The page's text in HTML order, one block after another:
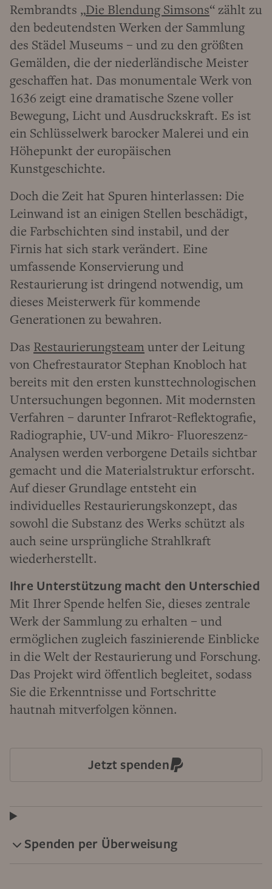
Rembrandts „Die Blendung Simsons“ zählt zu
den bedeutendsten Werken der Sammlung
des Städel Museums – und zu den größten
Gemälden, die der niederländische Meister
geschaffen hat. Das monumentale Werk von
1636 zeigt eine dramatische Szene voller
Bewegung, Licht und Ausdruckskraft. Es ist
ein Schlüsselwerk barocker Malerei und ein
Höhepunkt der europäischen
Kunstgeschichte.
Doch die Zeit hat Spuren hinterlassen: Die
Leinwand ist an einigen Stellen beschädigt,
die Farbschichten sind instabil, und der
Firnis hat sich stark verändert. Eine
umfassende Konservierung und
Restaurierung ist dringend notwendig, um
dieses Meisterwerk für kommende
Generationen zu bewahren.
Das Restaurierungsteamunter der Leitung
von Chefrestaurator Stephan Knobloch hat
bereits mit den ersten kunsttechnologischen
Untersuchungen begonnen. Mit modernsten
Verfahren – darunter Infrarot-Reflektografie,
Radiographie, UV-und Mikro- Fluoreszenz-
Analysen werden verborgene Details sichtbar
gemacht und die Materialstruktur erforscht.
Auf dieser Grundlage entsteht ein
individuelles Restaurierungskonzept, das
sowohl die Substanz des Werks schützt als
auch seine ursprüngliche Strahlkraft
wiederherstellt.
Ihre Unterstützung macht den Unterschied
Mit Ihrer Spende helfen Sie, dieses zentrale
Werk der Sammlung zu erhalten – und
ermöglichen zugleich faszinierende Einblicke
in die Welt der Restaurierung und Forschung.
Das Projekt wird öffentlich begleitet, sodass
Sie die Erkenntnisse und Fortschritte
hautnah mitverfolgen können.
Jetzt spenden
Spenden per Überweisung